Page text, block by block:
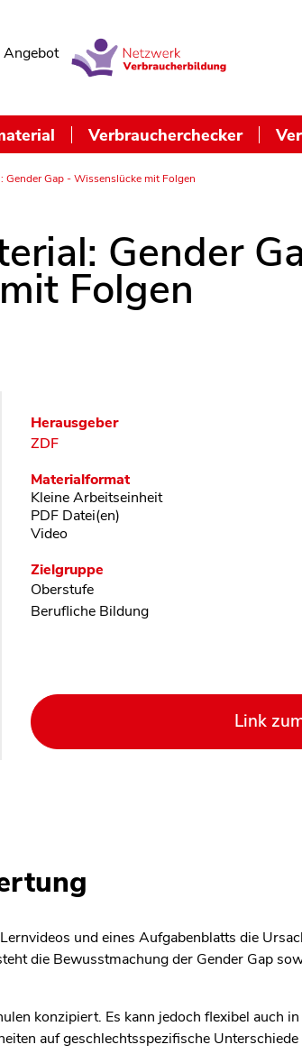
Verbraucherchecker
Gender Gap - Wissenslücke mit Folgen
Gender
Folgen
Herausgeber
ZDF
Materialformat
Kleine Arbeitseinheit
PDF Datei(en)
Video
Zielgruppe
Oberstufe
Berufliche Bildung
Link
und eines Aufgabenblatts die
die Bewusstmachung der Gender Gap
konzipiert. Es kann jedoch flexibel auch
auf geschlechtsspezifische